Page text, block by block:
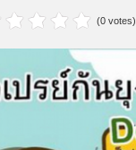
(0 votes)